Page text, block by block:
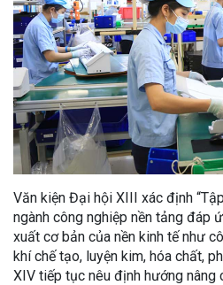
Văn kiện Đại hội XIII xác định
ngành công nghiệp nền tảng đáp
xuất cơ bản của nền kinh tế như
khí chế tạo, luyện kim, hóa chất,
XIV tiếp tục nêu định hướng nâng